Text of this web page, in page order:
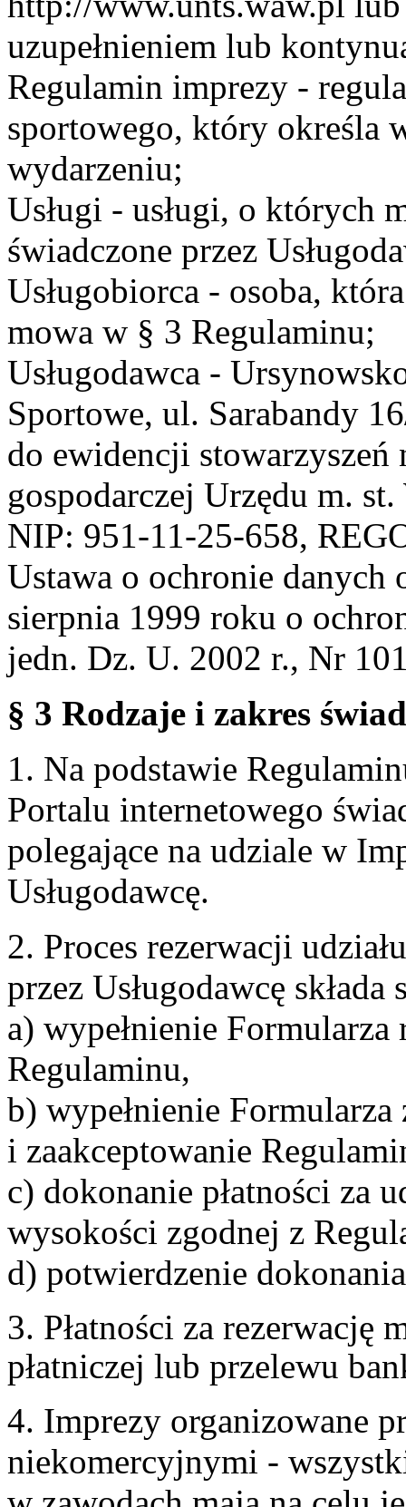
uzupełnieniem lub
Regulamin imprezy -
sportowego, który określa
wydarzeniu;
Usługi - usługi, o których
świadczone przez
Usługobiorca - osoba,
mowa w § 3 Regulaminu;
Usługodawca -
Sportowe, ul. Sarabandy
do ewidencji stowarzyszeń
gospodarczej Urzędu m.
NIP: 951-11-25-658,
Ustawa o ochronie danych
sierpnia 1999 roku o
jedn. Dz. U. 2002 r., Nr
§ 3 Rodzaje i zakres
1. Na podstawie
Portalu internetowego
polegające na udziale w
Usługodawcę.
2. Proces rezerwacji
przez Usługodawcę
a) wypełnienie
Regulaminu,
b) wypełnienie Formularza
i zaakceptowanie
c) dokonanie płatności za
wysokości zgodnej z
d) potwierdzenie
3. Płatności za rezerwację
płatniczej lub przelewu
4. Imprezy organizowane
niekomercyjnymi -